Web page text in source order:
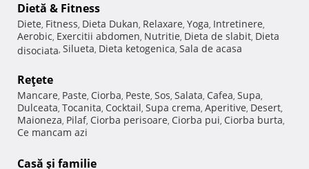
Dietă & Fitness
Diete, Fitness, Dieta Dukan, Relaxare, Yoga, Intretinere,
Aerobic, Exercitii abdomen, Nutritie, Dieta de slabit, Dieta
disociata, Silueta, Dieta ketogenica, Sala de acasa
Reţete
Mancare, Paste, Ciorba, Peste, Sos, Salata, Cafea, Supa,
Dulceata, Tocanita, Cocktail, Supa crema, Aperitive, Desert,
Maioneza, Pilaf, Ciorba perisoare, Ciorba pui, Ciorba burta,
Ce mancam azi
Casă şi familie